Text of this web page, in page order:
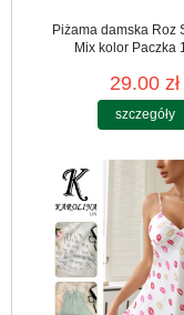
Piżama damska Roz
Mix kolor Paczka
29.00 zł
szczegóły